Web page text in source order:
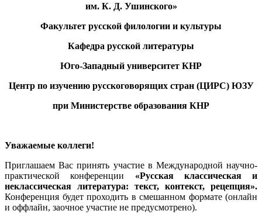
им. К. Д. Ушинского»
Факультет русской филологии и культуры
Кафедра русской литературы
Юго-Западный университет КНР
Центр по изучению русскоговорящих стран (ЦИРС) ЮЗУ
при Министерстве образования КНР
Уважаемые коллеги!
Приглашаем Вас принять участие в Международной научно-
практической конференции «Русская классическая и
неклассическая литература: текст, контекст, рецепция».
Конференция будет проходить в смешанном формате (онлайн
и оффлайн, заочное участие не предусмотрено).